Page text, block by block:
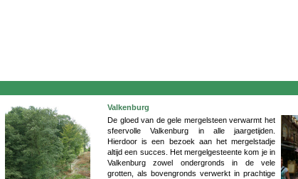
Valkenburg
De gloed van de gele mergelsteen verwarmt het
sfeervolle Valkenburg in alle jaargetijden.
Hierdoor is een bezoek aan het mergelstadje
altijd een succes. Het mergelgesteente kom je in
Valkenburg zowel ondergronds in de vele
grotten, als bovengronds verwerkt in prachtige